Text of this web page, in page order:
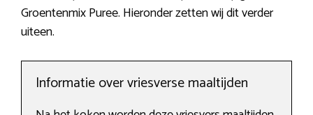
Groentenmix Puree. Hieronder zetten wij dit verder
uiteen.
Informatie over vriesverse maaltijden